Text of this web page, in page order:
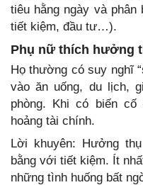
tiêu hằng ngày và phân
tiết kiệm, đầu tư…).
Phụ nữ thích hưởng
Họ thường có suy nghĩ
vào ăn uống, du lịch,
phòng. Khi có biến
hoảng tài chính.
Lời khuyên: Hưởng
bằng với tiết kiệm. Ít
những tình huống bất